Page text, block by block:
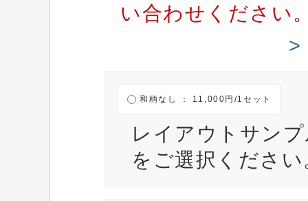
い合わせください
>
和柄なし ： 11,000円/1セット
レイアウトサン
をご選択ください